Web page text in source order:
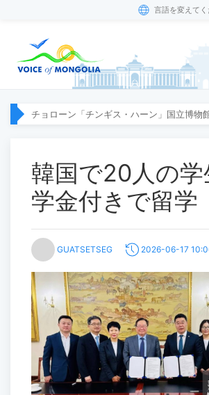
言語を変えてく
韓国で20人の学
学金付きで留学
GUATSETSEG 2026-06-17